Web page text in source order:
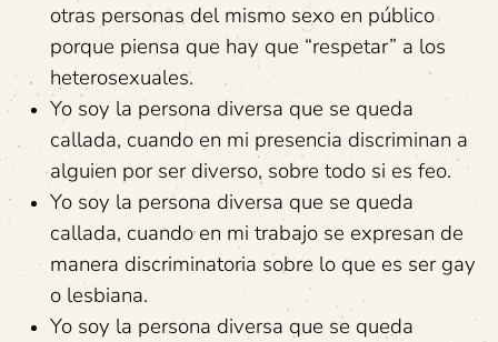
otras personas del mismo sexo en público
porque piensa que hay que “respetar” a los
heterosexuales.
Yo soy la persona diversa que se queda
callada, cuando en mi presencia discriminan a
alguien por ser diverso, sobre todo si es feo.
Yo soy la persona diversa que se queda
callada, cuando en mi trabajo se expresan de
manera discriminatoria sobre lo que es ser gay
o lesbiana.
Yo soy la persona diversa que se queda